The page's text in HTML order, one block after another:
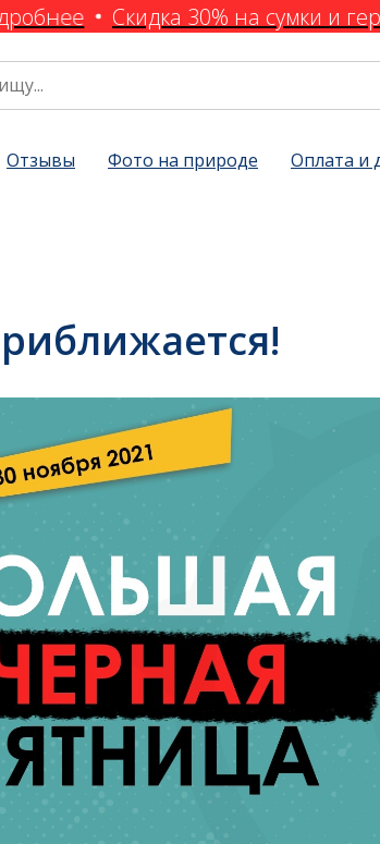
Скидка 30% на сумки и
Отзывы Фото на природе Оплата и